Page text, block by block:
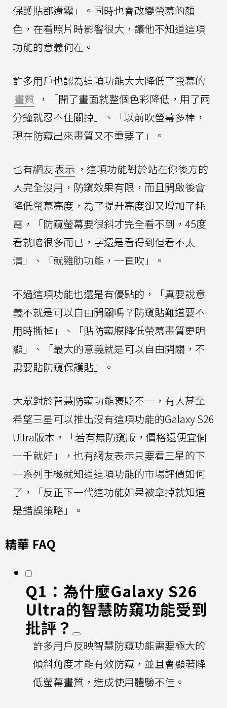
保護貼都還霧」。同時也會改變螢幕的顏
色，在看照片時影響很大，讓他不知道這項
功能的意義何在。
許多用戶也認為這項功能大大降低了螢幕的
畫質 ，「開了畫面就整個色彩降低，用了兩
分鐘就忍不住關掉」、「以前吹螢幕多棒，
現在防窺出來畫質又不重要了」。
也有網友表示 ，這項功能對於站在你後方的
人完全沒用，防窺效果有限，而且開啟後會
降低螢幕亮度，為了提升亮度卻又增加了耗
電，「防窺螢幕要很斜才完全看不到，45度
看就暗很多而已，字還是看得到但看不太
清」、「就雞肋功能，一直吹」。
不過這項功能也還是有優點的，「真要說意
義不就是可以自由開關嗎？防窺貼難道要不
用時撕掉」、「貼防窺膜降低螢幕畫質更明
顯」、「最大的意義就是可以自由開關，不
需要貼防窺保護貼」。
大眾對於智慧防窺功能褒貶不一，有人甚至
希望三星可以推出沒有這項功能的Galaxy S26
Ultra版本，「若有無防窺版，價格還便宜個
一千就好」，也有網友表示只要看三星的下
一系列手機就知道這項功能的市場評價如何
了，「反正下一代這功能如果被拿掉就知道
是錯誤策略」。
精華 FAQ
Q1：為什麼Galaxy S26
Ultra的智慧防窺功能受到
批評？
許多用戶反映智慧防窺功能需要極大的
傾斜角度才能有效防窺，並且會顯著降
低螢幕畫質，造成使用體驗不佳。